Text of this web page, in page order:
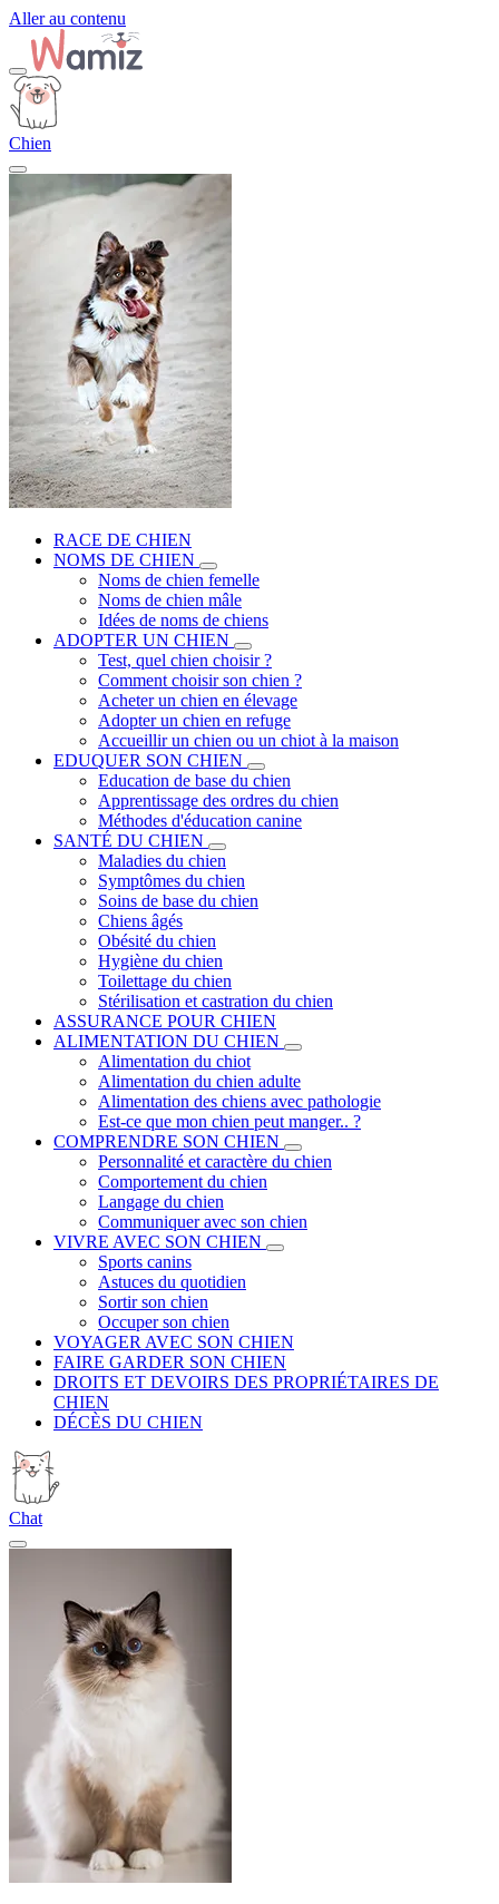
Aller au contenu
Chien
RACE DE CHIEN
NOMS DE CHIEN
Noms de chien femelle
Noms de chien mâle
Idées de noms de chiens
ADOPTER UN CHIEN
Test, quel chien choisir ?
Comment choisir son chien ?
Acheter un chien en élevage
Adopter un chien en refuge
Accueillir un chien ou un chiot à la maison
EDUQUER SON CHIEN
Education de base du chien
Apprentissage des ordres du chien
Méthodes d'éducation canine
SANTÉ DU CHIEN
Maladies du chien
Symptômes du chien
Soins de base du chien
Chiens âgés
Obésité du chien
Hygiène du chien
Toilettage du chien
Stérilisation et castration du chien
ASSURANCE POUR CHIEN
ALIMENTATION DU CHIEN
Alimentation du chiot
Alimentation du chien adulte
Alimentation des chiens avec pathologie
Est-ce que mon chien peut manger.. ?
COMPRENDRE SON CHIEN
Personnalité et caractère du chien
Comportement du chien
Langage du chien
Communiquer avec son chien
VIVRE AVEC SON CHIEN
Sports canins
Astuces du quotidien
Sortir son chien
Occuper son chien
VOYAGER AVEC SON CHIEN
FAIRE GARDER SON CHIEN
DROITS ET DEVOIRS DES PROPRIÉTAIRES DE
CHIEN
DÉCÈS DU CHIEN
Chat